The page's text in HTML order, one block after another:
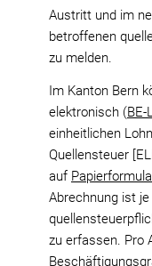
Austritt und im
betroffenen
zu melden.
Im Kanton Bern
elektronisch (BE-
einheitlichen
Quellensteuer
auf
Abrechnung ist
zu erfassen. Pro